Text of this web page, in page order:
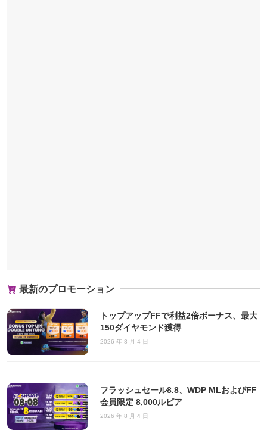
最新のプロモーション
トップアップFFで利益2倍ボーナス、最大
150ダイヤモンド獲得
2026 年 8 月 4 日
フラッシュセール8.8、WDP MLおよびFF
会員限定 8,000ルピア
2026 年 8 月 4 日